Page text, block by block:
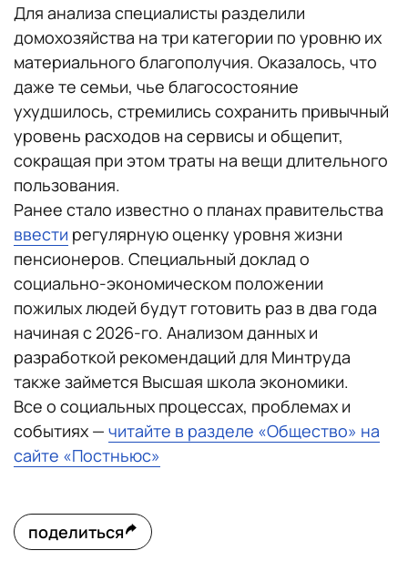
Для анализа специалисты разделили
домохозяйства на три категории по уровню их
материального благополучия. Оказалось, что
даже те семьи, чье благосостояние
ухудшилось, стремились сохранить привычный
уровень расходов на сервисы и общепит,
сокращая при этом траты на вещи длительного
пользования.
Ранее стало известно о планах правительства
ввести регулярную оценку уровня жизни
пенсионеров. Специальный доклад о
социально-экономическом положении
пожилых людей будут готовить раз в два года
начиная с 2026-го. Анализом данных и
разработкой рекомендаций для Минтруда
также займется Высшая школа экономики.
Все о социальных процессах, проблемах и
событиях — читайте в разделе «Общество» на
сайте «Постньюс»
поделиться